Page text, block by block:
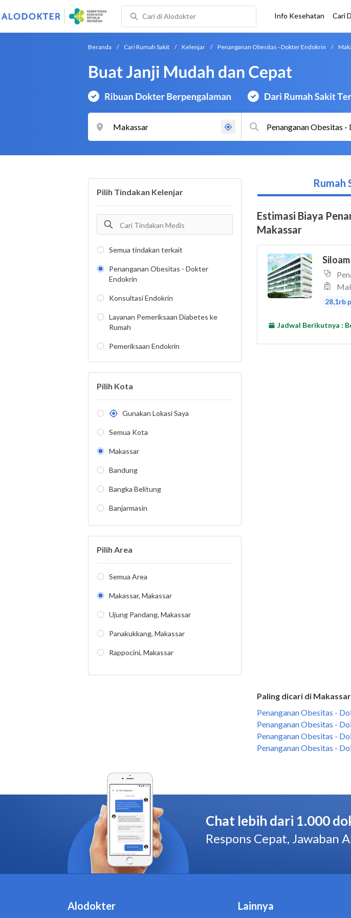
Paling dicari di Makassar
Penanganan Obesitas -
Penanganan Obesitas -
Penanganan Obesitas -
Penanganan Obesitas -